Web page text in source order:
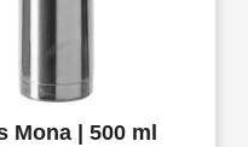
Mona | 500 ml